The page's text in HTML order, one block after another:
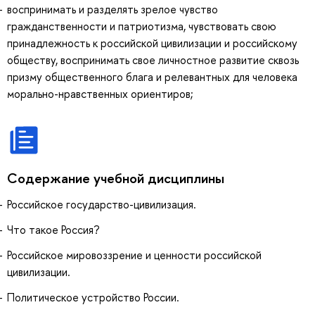
воспринимать и разделять зрелое чувство
гражданственности и патриотизма, чувствовать свою
принадлежность к российской цивилизации и российскому
обществу, воспринимать свое личностное развитие сквозь
призму общественного блага и релевантных для человека
морально-нравственных ориентиров;
Содержание учебной дисциплины
Российское государство-цивилизация.
Что такое Россия?
Российское мировоззрение и ценности российской
цивилизации.
Политическое устройство России.